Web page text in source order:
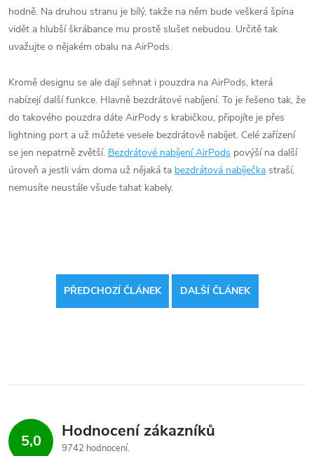
hodně. Na druhou stranu je bílý, takže na něm bude veškerá špína
vidět a hlubší škrábance mu prostě slušet nebudou. Určitě tak
uvažujte o nějakém obalu na AirPods.
Kromě designu se ale dají sehnat i pouzdra na AirPods, která
nabízejí další funkce. Hlavně bezdrátové nabíjení. To je řešeno tak, že
do takového pouzdra dáte AirPody s krabičkou, připojíte je přes
lightning port a už můžete vesele bezdrátově nabíjet. Celé zařízení
se jen nepatrně zvětší. Bezdrátové nabíjení AirPods povýší na další
úroveň a jestli vám doma už nějaká ta bezdrátová nabíječka straší,
nemusíte neustále všude tahat kabely.
PŘEDCHOZÍ ČLÁNEK DALŠÍ ČLÁNEK
5,0 Hodnocení zákazníků
9742 hodnocení